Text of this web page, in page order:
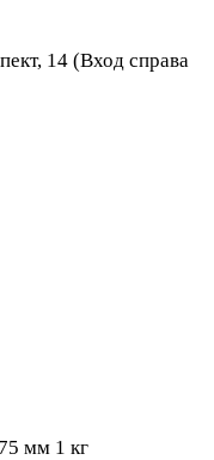
14 (Вход справа
мм 1 кг